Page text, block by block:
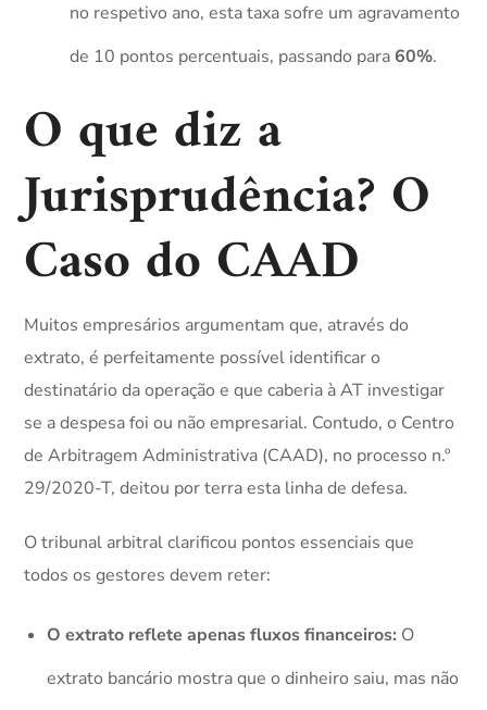
no respetivo ano, esta taxa sofre um agravamento
de 10 pontos percentuais, passando para60%.
O que diz a
Jurisprudência? O
Caso do CAAD
Muitos empresários argumentam que, através do
extrato, é perfeitamente possível identificar o
destinatário da operação e que caberia à AT investigar
se a despesa foi ou não empresarial. Contudo, o Centro
de Arbitragem Administrativa (CAAD), no processo n.º
29/2020-T, deitou por terra esta linha de defesa.
O tribunal arbitral clarificou pontos essenciais que
todos os gestores devem reter:
O extrato reflete apenas fluxos financeiros: O
extrato bancário mostra que o dinheiro saiu, mas não